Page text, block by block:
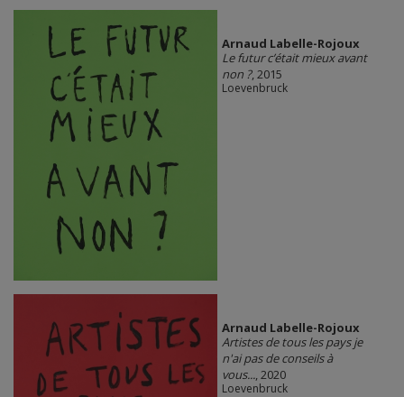
Arnaud Labelle-Rojoux
Le futur c’était mieux avant
non ?, 2015
Loevenbruck
Arnaud Labelle-Rojoux
Artistes de tous les pays je
n'ai pas de conseils à
vous..., 2020
Loevenbruck